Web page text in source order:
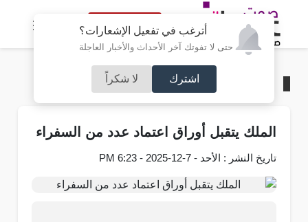
أترغب في تفعيل الإشعارات؟
حتى لا تفوتك آخر الأحداث والأخبار العاجلة
اشترك لا شكراً
النسخة الكاملة
محليات
الملك يتقبل أوراق اعتماد عدد من السفراء
تاريخ النشر : الأحد - 7-12-2025 - 6:23 PM